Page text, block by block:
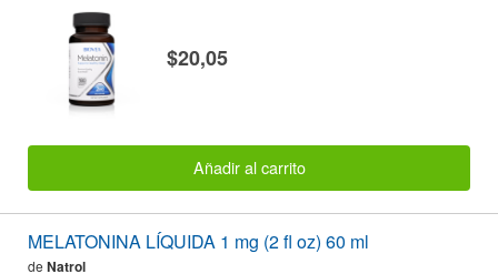
$20,05
Añadir al carrito
MELATONINA LÍQUIDA 1 mg (2 fl oz) 60 ml
de Natrol